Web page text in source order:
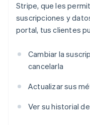
Stripe, que les
suscripciones y
portal, tus clientes
Cambiar la
cancelarla
Actualizar sus
Ver su historial